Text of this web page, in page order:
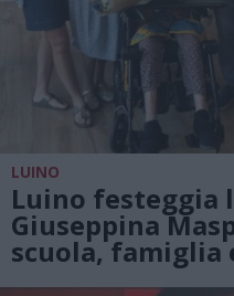
LUINO
Luino festeggia
Giuseppina
scuola, famiglia